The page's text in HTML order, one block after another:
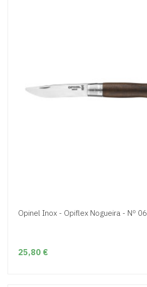
Opinel Inox - Opiflex Nogueira - Nº 06
25,80 €